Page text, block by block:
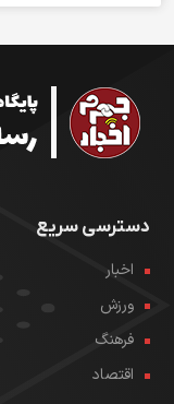
دسترسی سریع
اخبار
ورزش
فرهنگ
اقتصاد